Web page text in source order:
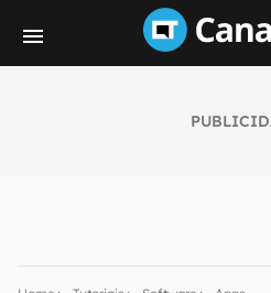
notícias e reviews sobre